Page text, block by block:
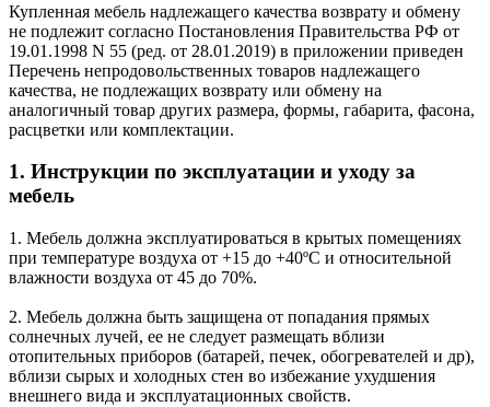
Купленная мебель надлежащего качества возврату и обмену
не подлежит согласно Постановления Правительства РФ от
19.01.1998 N 55 (ред. от 28.01.2019) в приложении приведен
Перечень непродовольственных товаров надлежащего
качества, не подлежащих возврату или обмену на
аналогичный товар других размера, формы, габарита, фасона,
расцветки или комплектации.
1. Инструкции по эксплуатации и уходу за
мебель
1. Мебель должна эксплуатироваться в крытых помещениях
при температуре воздуха от +15 до +40ºС и относительной
влажности воздуха от 45 до 70%.
2. Мебель должна быть защищена от попадания прямых
солнечных лучей, ее не следует размещать вблизи
отопительных приборов (батарей, печек, обогревателей и др),
вблизи сырых и холодных стен во избежание ухудшения
внешнего вида и эксплуатационных свойств.